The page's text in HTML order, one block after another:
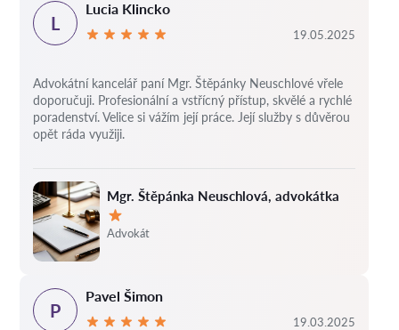
Mgr. Štěpánka Neuschlová, advokátka
Hodnocení:
Advokát
L
Lucia Klincko
19.05.2025
Advokátní kancelář paní Mgr. Štěpánky Neuschlové vřele
doporučuji. Profesionální a vstřícný přístup, skvělé a rychlé
poradenství. Velice si vážím její práce. Její služby s důvěrou
opět ráda využiji.
P
Pavel Šimon
19.03.2025